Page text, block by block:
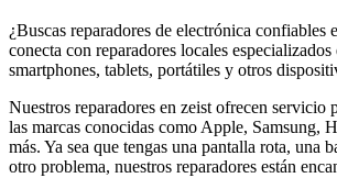
¿Buscas reparadores de electrónica confiables
conecta con reparadores locales
smartphones, tablets, portátiles y otros
Nuestros reparadores en zeist ofrecen servicio
las marcas conocidas como Apple, Samsung,
más. Ya sea que tengas una pantalla rota, una
otro problema, nuestros reparadores están